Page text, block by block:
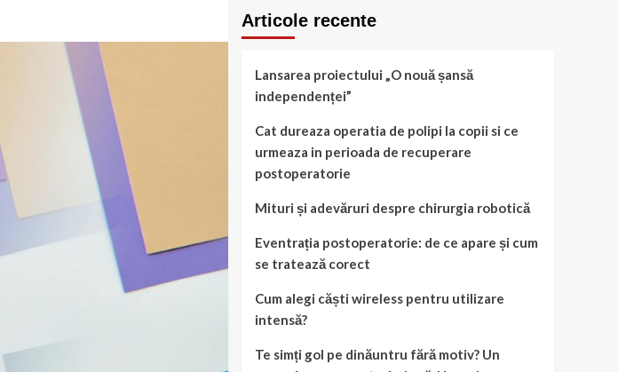
Articole recente
Lansarea proiectului „O nouă șansă
independenței”
Cat dureaza operatia de polipi la copii si ce
urmeaza in perioada de recuperare
postoperatorie
Mituri și adevăruri despre chirurgia robotică
Eventrația postoperatorie: de ce apare și cum
se tratează corect
Cum alegi căști wireless pentru utilizare
intensă?
Te simți gol pe dinăuntru fără motiv? Un